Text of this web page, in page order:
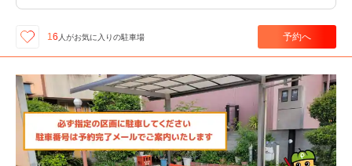
16 人がお気に入りの駐車場 予約へ